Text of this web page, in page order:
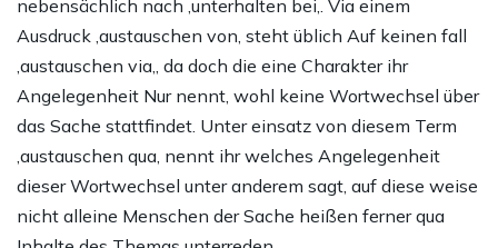
nebensächlich nach ‚unterhalten bei‚. Via einem
Ausdruck ‚austauschen von‚ steht üblich Auf keinen fall
‚austauschen via‚, da doch die eine Charakter ihr
Angelegenheit Nur nennt, wohl keine Wortwechsel über
das Sache stattfindet. Unter einsatz von diesem Term
‚austauschen qua‚ nennt ihr welches Angelegenheit
dieser Wortwechsel unter anderem sagt, auf diese weise
nicht alleine Menschen der Sache heißen ferner qua